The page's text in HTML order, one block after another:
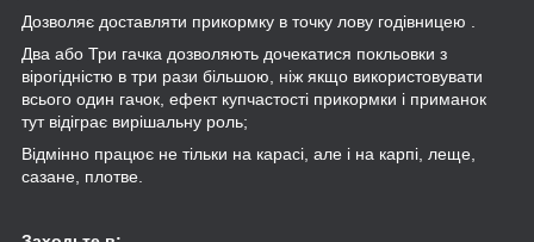
Дозволяє доставляти прикормку в точку лову годівницею .
Два або Три гачка дозволяють дочекатися покльовки з
вірогідністю в три рази більшою, ніж якщо використовувати
всього один гачок, ефект купчастості прикормки і приманок
тут відіграє вирішальну роль;
Відмінно працює не тільки на карасі, але і на карпі, леще,
сазане, плотве.